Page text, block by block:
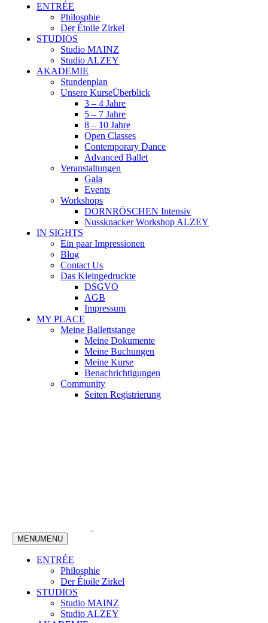
ENTRÉE
Philosphie
Der Étoile Zirkel
STUDIOS
Studio MAINZ
Studio ALZEY
AKADEMIE
Stundenplan
Unsere KurseÜberblick
3 – 4 Jahre
5 – 7 Jahre
8 – 10 Jahre
Open Classes
Contemporary Dance
Advanced Ballet
Veranstaltungen
Gala
Events
Workshops
DORNRÖSCHEN Intensiv
Nussknacker Workshop ALZEY
IN SIGHTS
Ein paar Impressionen
Blog
Contact Us
Das Kleingedruckte
DSGVO
AGB
Impressum
MY PLACE
Meine Ballettstange
Meine Dokumente
Meine Buchungen
Meine Kurse
Benachrichtigungen
Community
Seiten Registrierung
MENUMENU
ENTRÉE
Philosphie
Der Étoile Zirkel
STUDIOS
Studio MAINZ
Studio ALZEY